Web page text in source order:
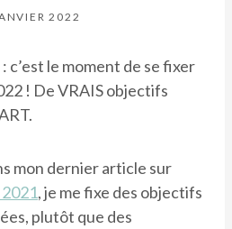
2022
c’est le moment de se fixer
! De VRAIS objectifs
mon dernier article sur
, je me fixe des objectifs
plutôt que des